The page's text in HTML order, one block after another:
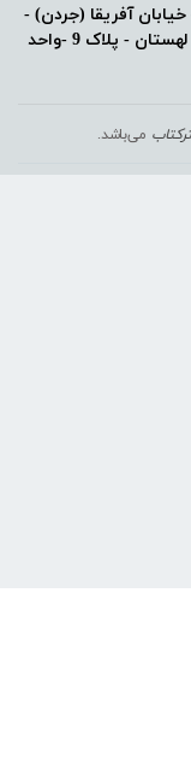
خیابان آفریقا (جردن) -
بالاتر از تقاطع میرداماد - کوچه مینا -بعد از سفارت لهستان - پلاک 9 -واحد
می‌باشد.